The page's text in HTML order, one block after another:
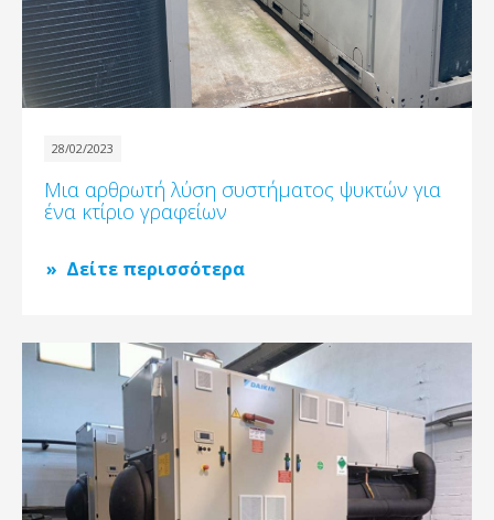
28/02/2023
Μια αρθρωτή λύση συστήματος ψυκτών για
ένα κτίριο γραφείων
Δείτε περισσότερα